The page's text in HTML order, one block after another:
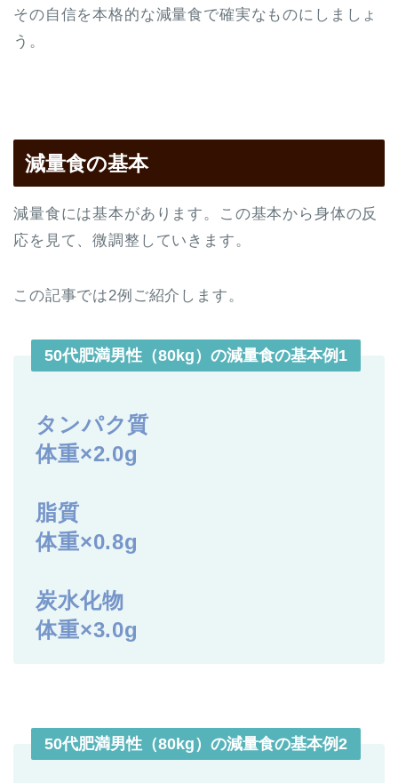
その自信を本格的な減量食で確実なものにしましょ
う。
減量食の基本
減量食には基本があります。この基本から身体の反
応を見て、微調整していきます。
この記事では2例ご紹介します。
50代肥満男性（80kg）の減量食の基本例1
タンパク質
体重×2.0g
脂質
体重×0.8g
炭水化物
体重×3.0g
50代肥満男性（80kg）の減量食の基本例2